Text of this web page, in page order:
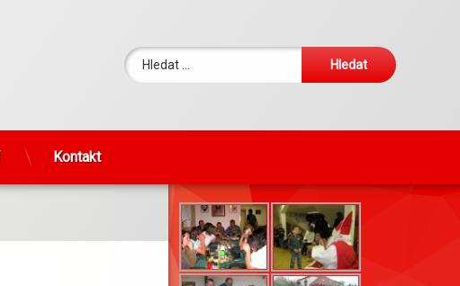
Vyhledávání
Kontakt